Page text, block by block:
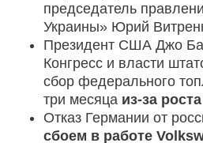
председатель
Украины» Юрий
Президент США Джо
Конгресс и власти
сбор федерального
три месяца из-за
Отказ Германии от
сбоем в работе